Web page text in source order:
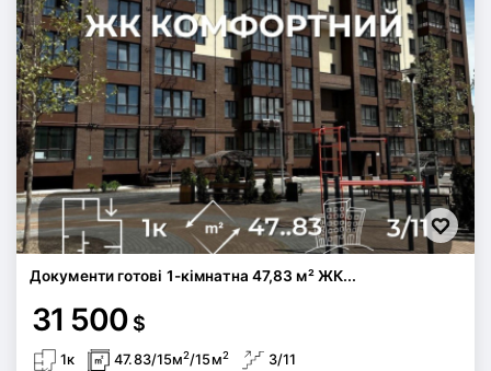
Документи готові 1-кімнатна 47,83 м² ЖК...
31 500 $
1к 47.83/15м2/15м2 3/11